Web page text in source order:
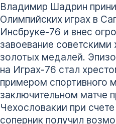
Владимир Шадрин
Олимпийских играх в
Инсбруке-76 и внес
завоевание советскими
золотых медалей.
на Играх-76 стал
примером спортивного
заключительном матче
Чехословакии при
соперник получил